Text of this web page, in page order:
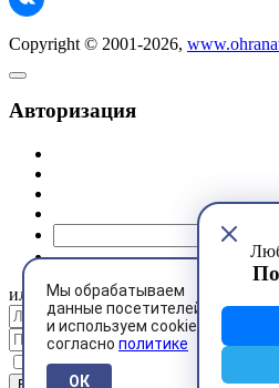
Мы обрабатываем
данные посетителей
и используем cookies
согласно политике
ОК
Copyright © 2001-2026,
Авторизация
или
Запомнить меня